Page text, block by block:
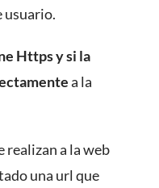
usuario.
Https y si la
a la
realizan a la web
una url que